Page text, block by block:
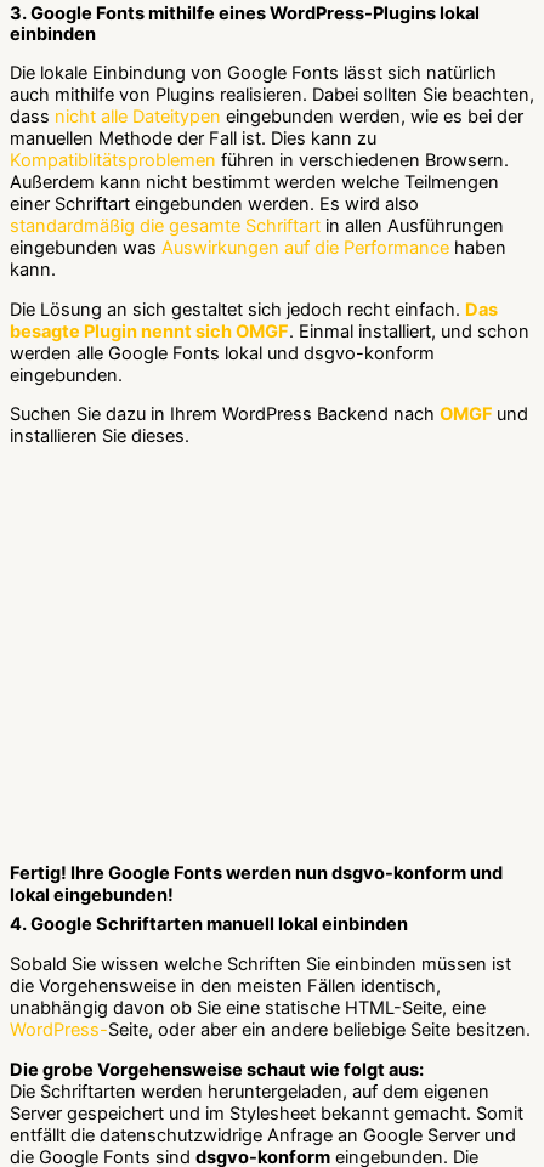
3. Google Fonts mithilfe eines WordPress-Plugins lokal
einbinden
Die lokale Einbindung von Google Fonts lässt sich natürlich
auch mithilfe von Plugins realisieren. Dabei sollten Sie beachten,
dass nicht alle Dateitypen eingebunden werden, wie es bei der
manuellen Methode der Fall ist. Dies kann zu
Kompatiblitätsproblemen führen in verschiedenen Browsern.
Außerdem kann nicht bestimmt werden welche Teilmengen
einer Schriftart eingebunden werden. Es wird also
standardmäßig die gesamte Schriftart in allen Ausführungen
eingebunden was Auswirkungen auf die Performance haben
kann.
Die Lösung an sich gestaltet sich jedoch recht einfach. Das
besagte Plugin nennt sich OMGF. Einmal installiert, und schon
werden alle Google Fonts lokal und dsgvo-konform
eingebunden.
Suchen Sie dazu in Ihrem WordPress Backend nach OMGF und
installieren Sie dieses.
Fertig! Ihre Google Fonts werden nun dsgvo-konform und
lokal eingebunden!
4. Google Schriftarten manuell lokal einbinden
Sobald Sie wissen welche Schriften Sie einbinden müssen ist
die Vorgehensweise in den meisten Fällen identisch,
unabhängig davon ob Sie eine statische HTML-Seite, eine
WordPress-Seite, oder aber ein andere beliebige Seite besitzen.
Die grobe Vorgehensweise schaut wie folgt aus:
Die Schriftarten werden heruntergeladen, auf dem eigenen
Server gespeichert und im Stylesheet bekannt gemacht. Somit
entfällt die datenschutzwidrige Anfrage an Google Server und
die Google Fonts sind dsgvo-konform eingebunden. Die